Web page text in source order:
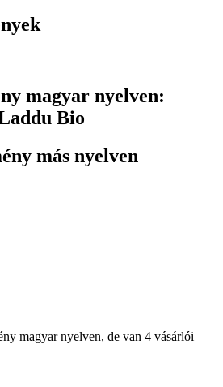
magyar nyelven:
Bio
más nyelven
magyar nyelven, de van 4 vásárlói